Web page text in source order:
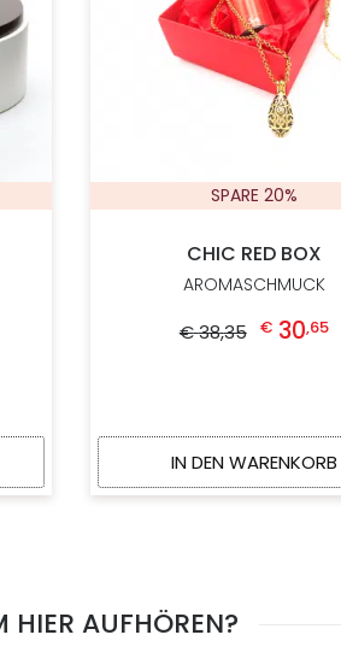
SPARE 20%
CHIC RED BOX
AROMASCHMUCK
€38,35
Ursprünglicher Preis war: € 38,35
€ 30,65
IN DEN WARENKORB
HIER AUFHÖREN?